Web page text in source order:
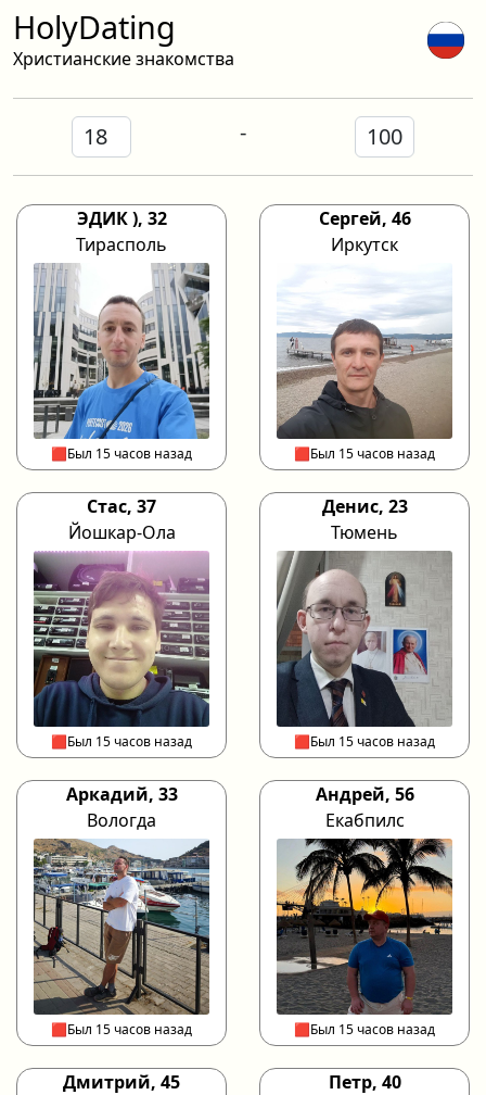
HolyDating
Христианские знакомства
-
ЭДИК ), 32
Тирасполь
🟥Был 15 часов назад
Сергей, 46
Иркутск
🟥Был 15 часов назад
Стас, 37
Йошкар-Ола
🟥Был 15 часов назад
Денис, 23
Тюмень
🟥Был 15 часов назад
Аркадий, 33
Вологда
🟥Был 15 часов назад
Андрей, 56
Екабпилс
🟥Был 15 часов назад
Дмитрий, 45
Петр, 40